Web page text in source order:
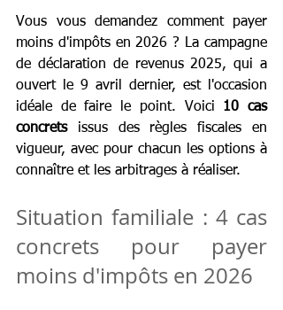
Vous vous demandez comment payer
moins d'impôts en 2026 ? La campagne
de déclaration de revenus 2025, qui a
ouvert le 9 avril dernier, est l'occasion
idéale de faire le point. Voici 10 cas
concrets issus des règles fiscales en
vigueur, avec pour chacun les options à
connaître et les arbitrages à réaliser.
Situation familiale : 4 cas
concrets pour payer
moins d'impôts en 2026